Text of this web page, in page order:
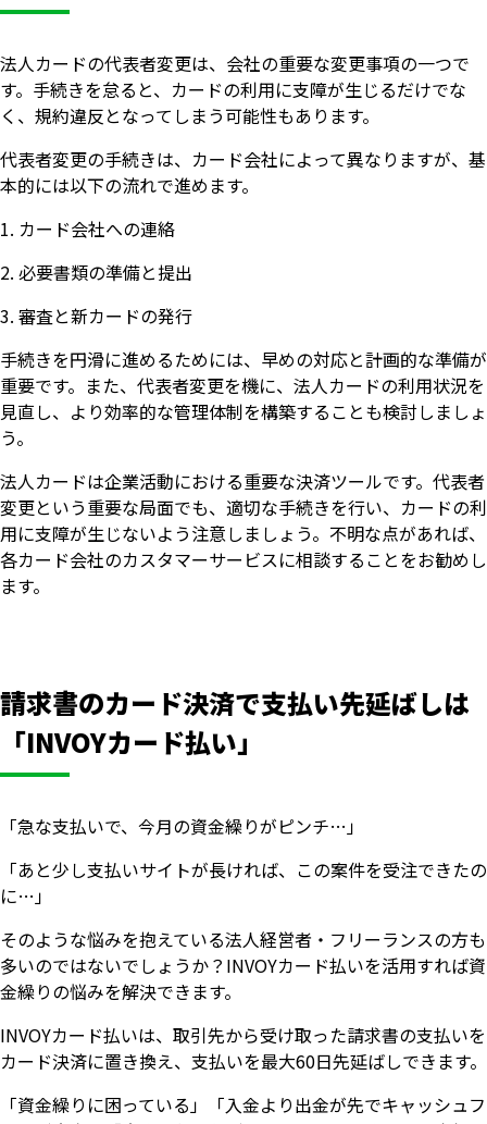
法人カードの代表者変更は、会社の重要な変更事項の一つで
す。手続きを怠ると、カードの利用に支障が生じるだけでな
く、規約違反となってしまう可能性もあります。
代表者変更の手続きは、カード会社によって異なりますが、基
本的には以下の流れで進めます。
カード会社への連絡
必要書類の準備と提出
審査と新カードの発行
手続きを円滑に進めるためには、早めの対応と計画的な準備が
重要です。また、代表者変更を機に、法人カードの利用状況を
見直し、より効率的な管理体制を構築することも検討しましょ
う。
法人カードは企業活動における重要な決済ツールです。代表者
変更という重要な局面でも、適切な手続きを行い、カードの利
用に支障が生じないよう注意しましょう。不明な点があれば、
各カード会社のカスタマーサービスに相談することをお勧めし
ます。
請求書のカード決済で支払い先延ばしは
「INVOYカード払い」
「急な支払いで、今月の資金繰りがピンチ…」
「あと少し支払いサイトが長ければ、この案件を受注できたの
に…」
そのような悩みを抱えている法人経営者・フリーランスの方も
多いのではないでしょうか？INVOYカード払いを活用すれば資
金繰りの悩みを解決できます。
INVOYカード払いは、取引先から受け取った請求書の支払いを
カード決済に置き換え、支払いを最大60日先延ばしできます。
「資金繰りに困っている」「入金より出金が先でキャッシュフ
いますぐ無料登録